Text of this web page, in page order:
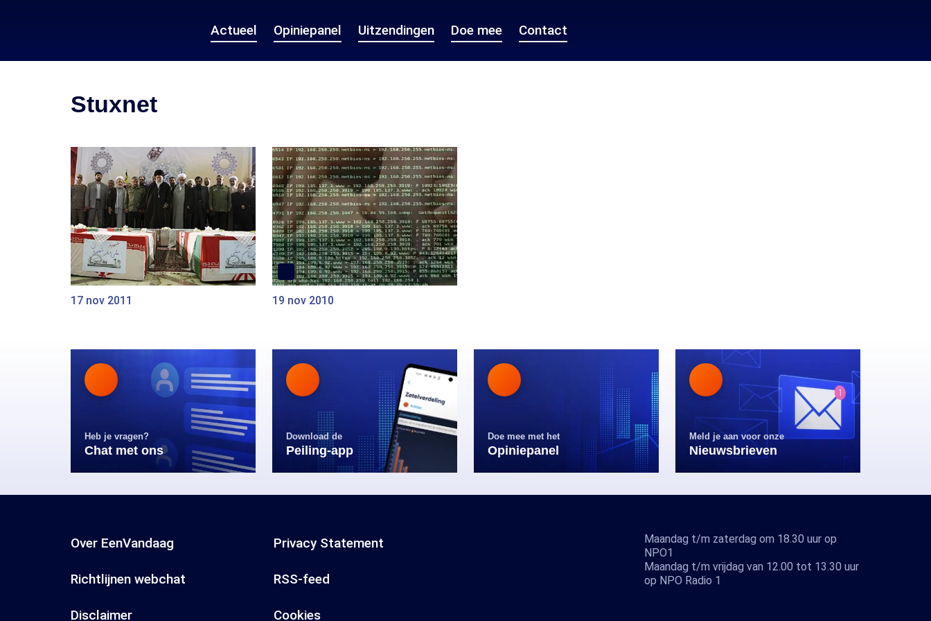
Actueel Opiniepanel Uitzendingen Doe mee Contact
Stuxnet
17 nov 2011 19 nov 2010
Heb je vragen?
Chat met ons
Download de
Peiling-app
Doe mee met het
Opiniepanel
Meld je aan voor onze
Nieuwsbrieven
Over EenVandaag Privacy Statement
Richtlijnen webchat RSS-feed
Disclaimer Cookies
Maandag t/m zaterdag om 18.30 uur op
NPO1
Maandag t/m vrijdag van 12.00 tot 13.30 uur
op NPO Radio 1